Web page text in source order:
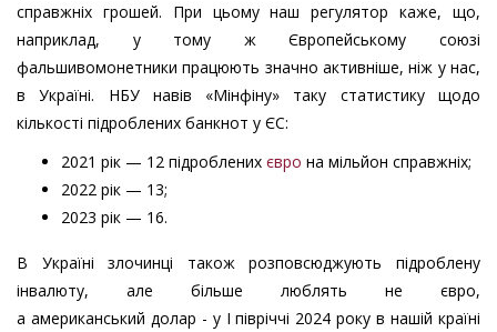
справжніх грошей. При цьому наш регулятор каже, що,
наприклад, у тому ж Європейському союзі
фальшивомонетники працюють значно активніше, ніж у нас,
в Україні. НБУ навів «Мінфіну» таку статистику щодо
кількості підроблених банкнот у ЄС:
2021 рік — 12 підроблених євро на мільйон справжніх;
2022 рік — 13;
2023 рік — 16.
В Україні злочинці також розповсюджують підроблену
інвалюту, але більше люблять не євро,
а американський долар - у І півріччі 2024 року в нашій країні